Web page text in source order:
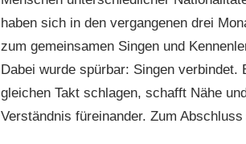
haben sich in den vergangenen drei
zum gemeinsamen Singen und
Dabei wurde spürbar: Singen verbindet.
gleichen Takt schlagen, schafft Nähe
Verständnis füreinander. Zum